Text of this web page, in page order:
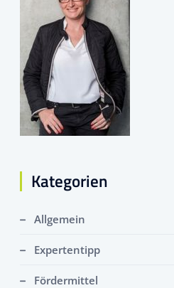
Kategorien
Allgemein
Expertentipp
Fördermittel